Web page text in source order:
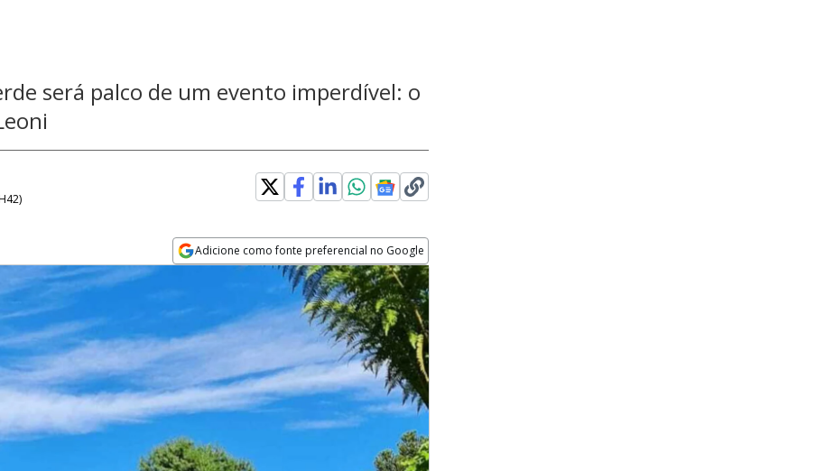
será palco de um evento imperdível: o
)
Adicione como fonte preferencial no Google
Opens in new window